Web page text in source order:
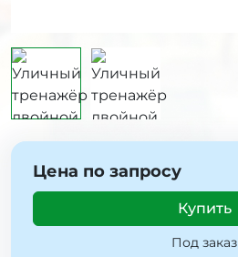
Цена по запросу
Купить
Под заказ